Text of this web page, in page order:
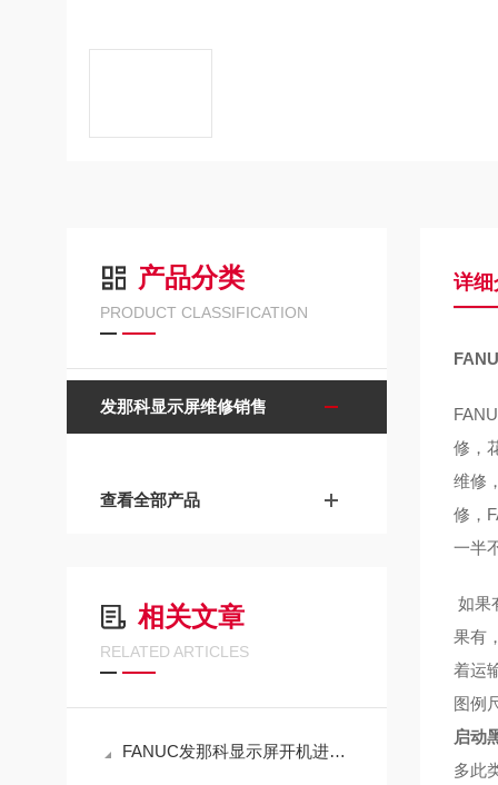
产品分类
PRODUCT CLASSIFICATION
发那科显示屏维修销售
查看全部产品
相关文章
RELATED ARTICLES
FANUC发那科显示屏开机进不去系统当天修好故障
详细
修，
维修
修，
一半
如果
果有
着运
图例
启动
多此